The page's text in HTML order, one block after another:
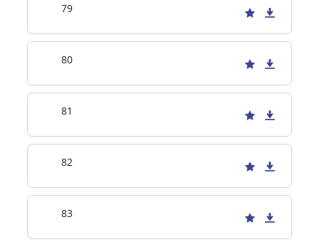
79
80
81
82
83